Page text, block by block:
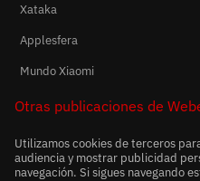
Xataka
Applesfera
Mundo Xiaomi
Otras publicaciones de
Utilizamos cookies de terceros
audiencia y mostrar publicidad
navegación. Si sigues navegando